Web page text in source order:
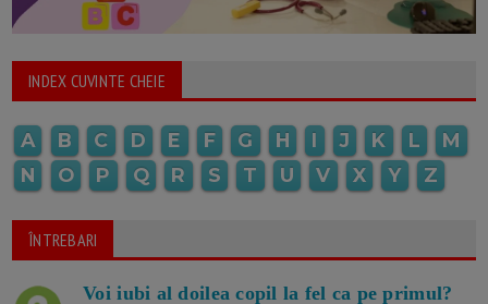
INDEX CUVINTE CHEIE
A B C D E F G H I J K L
M
N
O P Q R S T U V X Y Z
ÎNTREBARI
Voi iubi al doilea copil la fel ca pe primul?